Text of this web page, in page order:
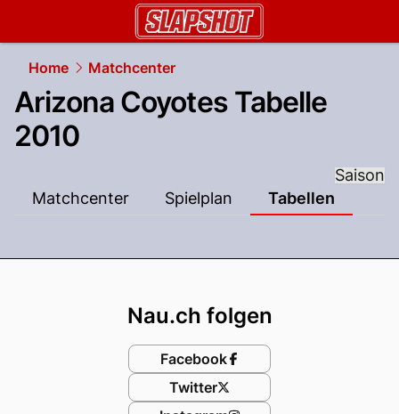
Home Matchcenter
Arizona Coyotes Tabelle
2010
Saison
Matchcenter
Spielplan Tabellen
Nau.ch folgen
Facebook
Twitter